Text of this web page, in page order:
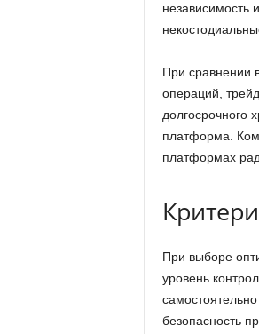
независимость
При сравнении
операций,
долгосрочного
платформа.
платформах
При выборе
уровень
безопасность